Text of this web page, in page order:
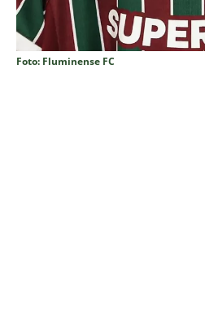
Foto: Fluminense FC